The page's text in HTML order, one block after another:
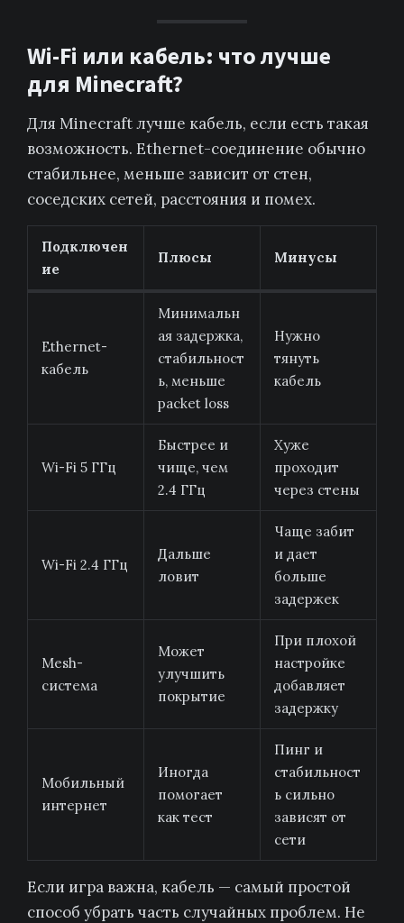
Wi-Fi или кабель: что лучше
для Minecraft?
Для Minecraft лучше кабель, если есть такая
возможность. Ethernet-соединение обычно
стабильнее, меньше зависит от стен,
соседских сетей, расстояния и помех.
Подключен
ие
Плюсы Минусы
Ethernet-
кабель
Минимальн
ая задержка,
стабильност
ь, меньше
packet loss
Нужно
тянуть
кабель
Wi-Fi 5 ГГц
Быстрее и
чище, чем
2.4 ГГц
Хуже
проходит
через стены
Wi-Fi 2.4 ГГц
Дальше
ловит
Чаще забит
и дает
больше
задержек
Mesh-
система
Может
улучшить
покрытие
При плохой
настройке
добавляет
задержку
Мобильный
интернет
Иногда
помогает
как тест
Пинг и
стабильност
ь сильно
зависят от
сети
Если игра важна, кабель — самый простой
способ убрать часть случайных проблем. Не